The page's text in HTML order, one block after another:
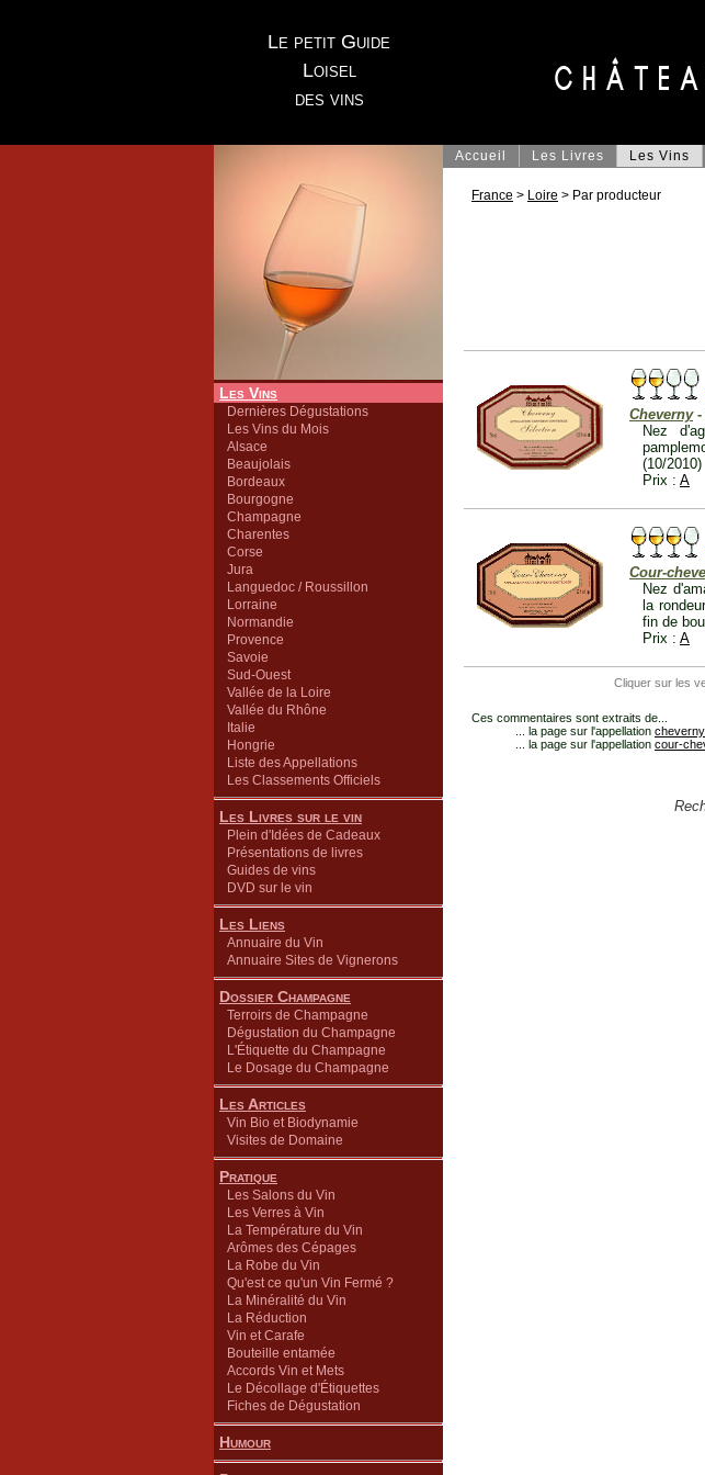
Le petit Guide
Loisel
des vins
Les Vins
Dernières Dégustations
Les Vins du Mois
Alsace
Beaujolais
Bordeaux
Bourgogne
Champagne
Charentes
Corse
Jura
Languedoc / Roussillon
Lorraine
Normandie
Provence
Savoie
Sud-Ouest
Vallée de la Loire
Vallée du Rhône
Italie
Hongrie
Liste des Appellations
Les Classements Officiels
Les Livres sur le vin
Plein d'Idées de Cadeaux
Présentations de livres
Guides de vins
DVD sur le vin
Les Liens
Annuaire du Vin
Annuaire Sites de Vignerons
Dossier Champagne
Terroirs de Champagne
Dégustation du Champagne
L'Étiquette du Champagne
Le Dosage du Champagne
Les Articles
Vin Bio et Biodynamie
Visites de Domaine
Pratique
Les Salons du Vin
Les Verres à Vin
La Température du Vin
Arômes des Cépages
La Robe du Vin
Qu'est ce qu'un Vin Fermé ?
La Minéralité du Vin
La Réduction
Vin et Carafe
Bouteille entamée
Accords Vin et Mets
Le Décollage d'Étiquettes
Fiches de Dégustation
Humour
Accueil Les Livres Les Vins
France > Loire > Par producteur
Cheverny-
Nez
(10/2010)
Prix : A
Cour-
Nez
la
fin de
Prix : A
Cliquer sur les
Ces commentaires sont extraits de...
... la page sur l'appellation cheverny
... la page sur l'appellation cour-